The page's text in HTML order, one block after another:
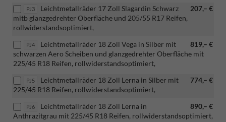
PJ3 207,– €
Leichtmetallräder 17 Zoll Slagardin Schwarz
mitb glanzgedrehter Oberfläche und 205/55 R17 Reifen,
rollwiderstandsoptimiert,
PJ4 819,– €
Leichtmetallräder 18 Zoll Vega in Silber mit
schwarzen Aero Scheiben und glanzgedrehter Oberfläche mit
225/45 R18 Reifen, rollwiderstandsoptimiert,
PJ5 774,– €
Leichtmetallräder 18 Zoll Lerna in Silber mit
225/45 R18 Reifen, rollwiderstandsoptimiert,
PJ6 890,– €
Leichtmetallräder 18 Zoll Lerna in
Anthrazitgrau mit 225/45 R18 Reifen, rollwiderstandsoptimiert,